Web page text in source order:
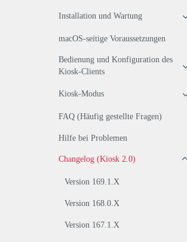
Installation und Wartung
macOS-seitige Voraussetzungen
Bedienung und Konfiguration des
Kiosk-Clients
Kiosk-Modus
FAQ (Häufig gestellte Fragen)
Hilfe bei Problemen
Changelog (Kiosk 2.0)
Version 169.1.X
Version 168.0.X
Version 167.1.X